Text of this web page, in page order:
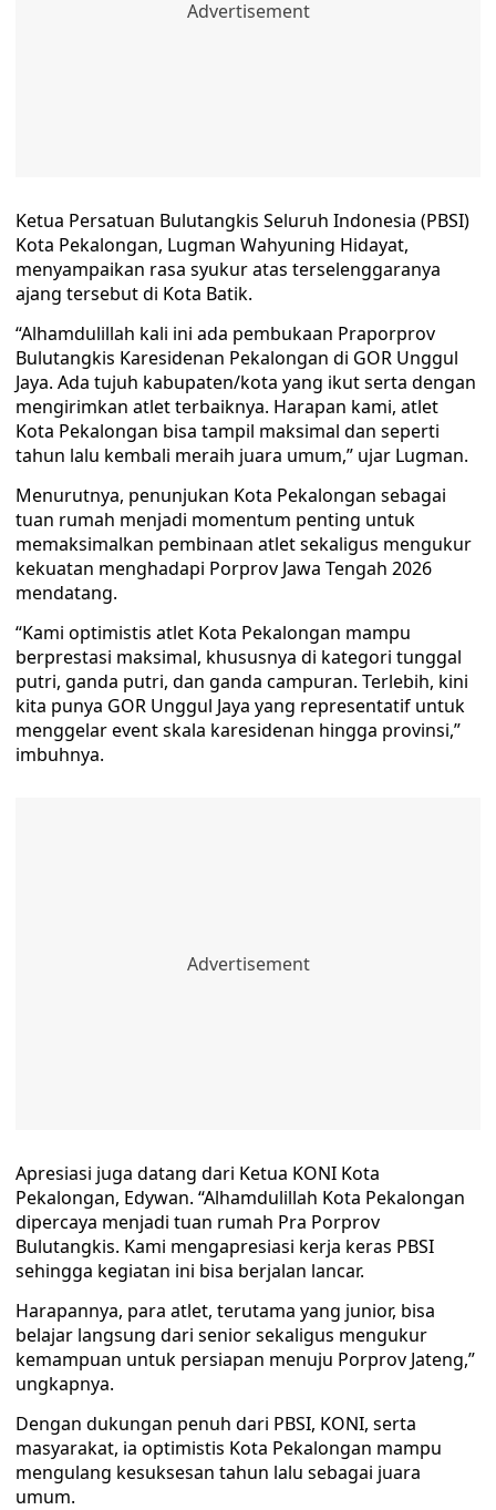
Ketua Persatuan Bulutangkis Seluruh Indonesia (PBSI)
Kota Pekalongan, Lugman Wahyuning Hidayat,
menyampaikan rasa syukur atas terselenggaranya
ajang tersebut di Kota Batik.
“Alhamdulillah kali ini ada pembukaan Praporprov
Bulutangkis Karesidenan Pekalongan di GOR Unggul
Jaya. Ada tujuh kabupaten/kota yang ikut serta dengan
mengirimkan atlet terbaiknya. Harapan kami, atlet
Kota Pekalongan bisa tampil maksimal dan seperti
tahun lalu kembali meraih juara umum,” ujar Lugman.
Menurutnya, penunjukan Kota Pekalongan sebagai
tuan rumah menjadi momentum penting untuk
memaksimalkan pembinaan atlet sekaligus mengukur
kekuatan menghadapi Porprov Jawa Tengah 2026
mendatang.
“Kami optimistis atlet Kota Pekalongan mampu
berprestasi maksimal, khususnya di kategori tunggal
putri, ganda putri, dan ganda campuran. Terlebih, kini
kita punya GOR Unggul Jaya yang representatif untuk
menggelar event skala karesidenan hingga provinsi,”
imbuhnya.
Apresiasi juga datang dari Ketua KONI Kota
Pekalongan, Edywan. “Alhamdulillah Kota Pekalongan
dipercaya menjadi tuan rumah Pra Porprov
Bulutangkis. Kami mengapresiasi kerja keras PBSI
sehingga kegiatan ini bisa berjalan lancar.
Harapannya, para atlet, terutama yang junior, bisa
belajar langsung dari senior sekaligus mengukur
kemampuan untuk persiapan menuju Porprov Jateng,”
ungkapnya.
Dengan dukungan penuh dari PBSI, KONI, serta
masyarakat, ia optimistis Kota Pekalongan mampu
mengulang kesuksesan tahun lalu sebagai juara
umum.